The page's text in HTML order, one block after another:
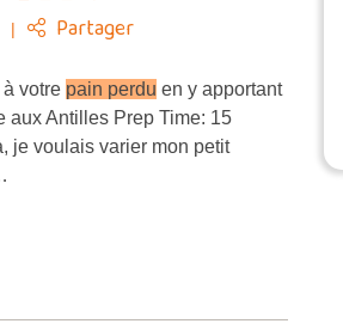
Partager
votre pain perdu en y apportant
aux Antilles Prep Time: 15
je voulais varier mon petit